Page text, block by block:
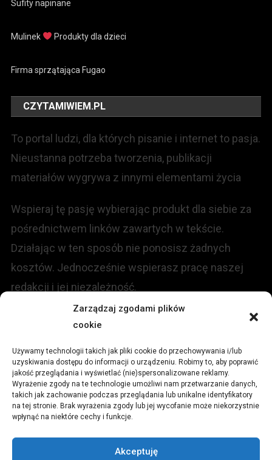
Zarządzaj zgodami plików
cookie
Używamy technologii takich jak pliki cookie do przechowywania i/lub
uzyskiwania dostępu do informacji o urządzeniu. Robimy to, aby poprawić
jakość przeglądania i wyświetlać (nie)spersonalizowane reklamy.
Wyrażenie zgody na te technologie umożliwi nam przetwarzanie danych,
takich jak zachowanie podczas przeglądania lub unikalne identyfikatory
na tej stronie. Brak wyrażenia zgody lub jej wycofanie może niekorzystnie
wpłynąć na niektóre cechy i funkcje.
Akceptuję
Sufity napinane
Mulinek Produkty dla dzieci
Firma sprzątająca Fugao
CZYTAMIWIEM.PL
To portal ludzi, dla których pisanie i internet to pasja.
Nieustanna potrzeba tworzenia, publikacji
materiałów wygrywa z innymi elementami życia
Wspieraj tę pasję wybierając produkt dla siebie za
pośrednictwem linków zawartych w tekście.
Działając w ten sposób nie ponosisz żadnych
kosztów. Jednocześnie wspierasz pracę naszej
redakcji i jej niezależność.
Redakcja portalu:
ul.Stara 13, 42-600 Tarnowskie Góry
TEL:+48 509 547 822
redakcja@czytamiwiem.pl